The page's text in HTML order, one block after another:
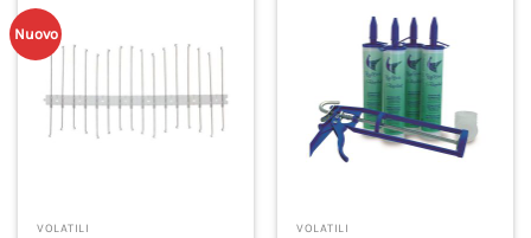
Nuovo
VOLATILI VOLATILI